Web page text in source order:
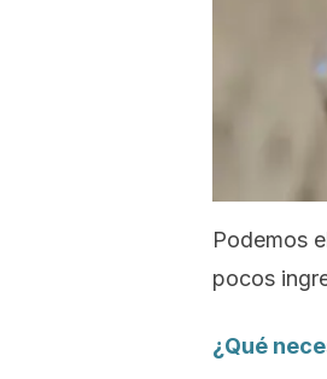
Podemos
pocos
¿Qué